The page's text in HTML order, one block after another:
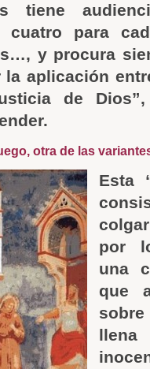
tiene
cuatro para
y procura
aplicación
de
otra de las
Esta
por
una
que
llena